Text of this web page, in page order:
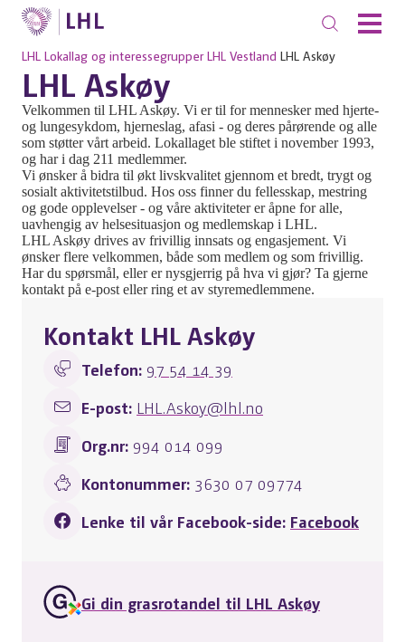
LHL Lokallag og interessegrupper LHL Vestland LHL Askøy
LHL Askøy
Velkommen til LHL Askøy. Vi er til for mennesker med hjerte-
og lungesykdom, hjerneslag, afasi - og deres pårørende og alle
som støtter vårt arbeid. Lokallaget ble stiftet i november 1993,
og har i dag 211 medlemmer.
Vi ønsker å bidra til økt livskvalitet gjennom et bredt, trygt og
sosialt aktivitetstilbud. Hos oss finner du fellesskap, mestring
og gode opplevelser - og våre aktiviteter er åpne for alle,
uavhengig av helsesituasjon og medlemskap i LHL.
LHL Askøy drives av frivillig innsats og engasjement. Vi
ønsker flere velkommen, både som medlem og som frivillig.
Har du spørsmål, eller er nysgjerrig på hva vi gjør? Ta gjerne
kontakt på e-post eller ring et av styremedlemmene.
Kontakt LHL Askøy
Telefon: 97 54 14 39
E-post: LHL.Askoy@lhl.no
Org.nr: 994 014 099
Kontonummer: 3630 07 09774
Lenke til vår Facebook-side: Facebook
Gi din grasrotandel til LHL Askøy